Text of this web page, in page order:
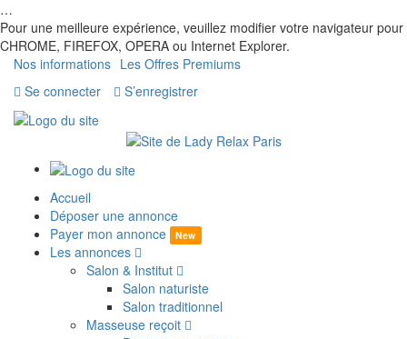
…
Pour une meilleure expérience, veuillez modifier votre navigateur pour
CHROME, FIREFOX, OPERA ou Internet Explorer.
Nos informations Les Offres Premiums
Se connecter
S’enregistrer
Accueil
Déposer une annonce
Payer mon annonce
New
Les annonces
Salon & Institut
Salon naturiste
Salon traditionnel
Masseuse reçoit